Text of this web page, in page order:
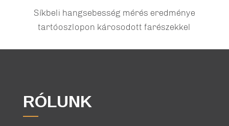
Síkbeli hangsebesség mérés eredménye
tartóoszlopon károsodott farészekkel
RÓLUNK